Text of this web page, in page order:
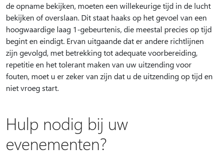
de opname bekijken, moeten een willekeurige tijd in de lucht
bekijken of overslaan. Dit staat haaks op het gevoel van een
hoogwaardige laag 1-gebeurtenis, die meestal precies op tijd
begint en eindigt. Ervan uitgaande dat er andere richtlijnen
zijn gevolgd, met betrekking tot adequate voorbereiding,
repetitie en het tolerant maken van uw uitzending voor
fouten, moet u er zeker van zijn dat u de uitzending op tijd en
niet vroeg start.
Hulp nodig bij uw
evenementen?